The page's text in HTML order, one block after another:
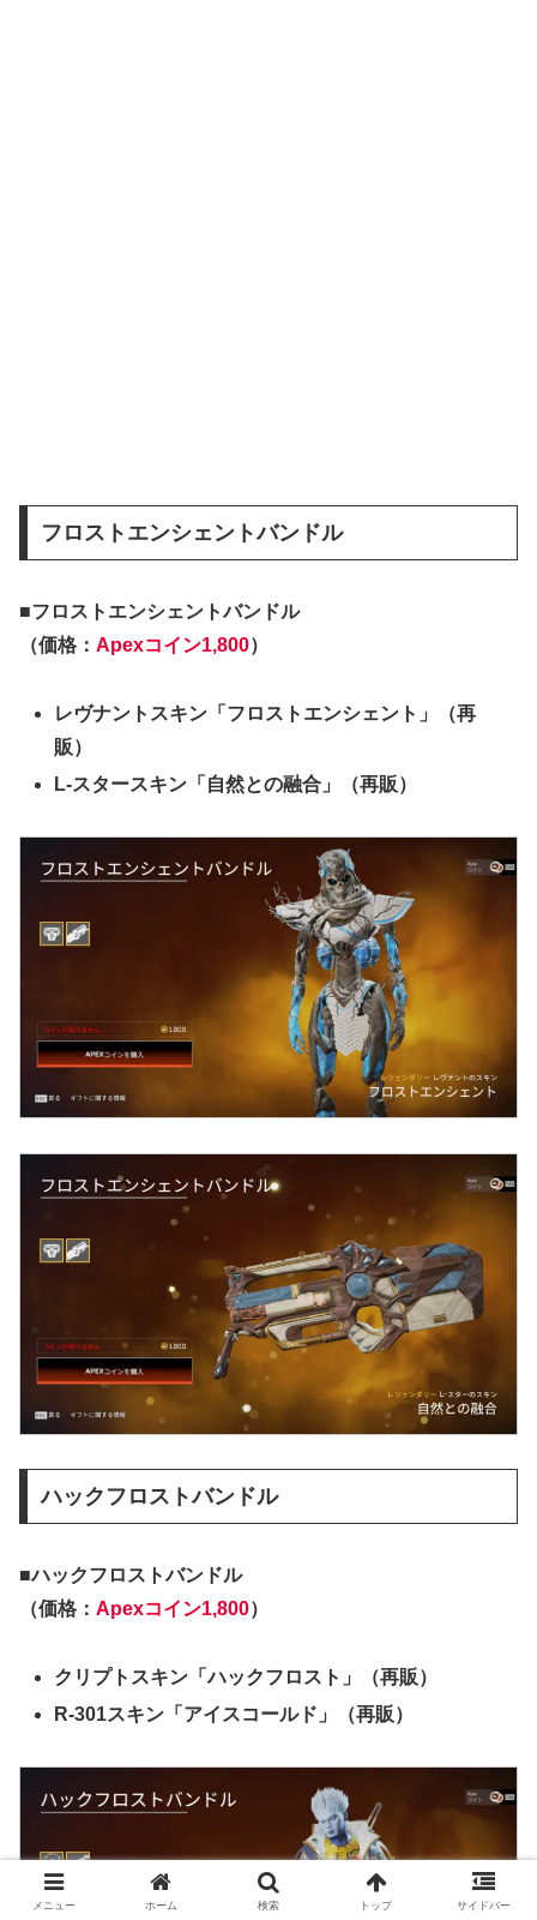
フロストエンシェントバンドル
■フロストエンシェントバンドル
（価格： Apexコイン1,800）
レヴナントスキン「フロストエンシェント」（再
販）
L-スタースキン「自然との融合」（再販）
ハックフロストバンドル
■ハックフロストバンドル
（価格： Apexコイン1,800）
クリプトスキン「ハックフロスト」（再販）
R-301スキン「アイスコールド」（再販）
メニュー ホーム 検索 トップ サイドバー